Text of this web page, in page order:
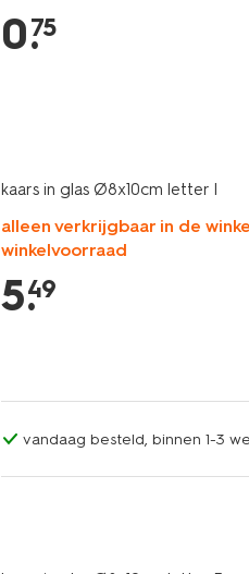
0.
75
kaars in glas Ø8x10cm letter I
alleen verkrijgbaar in de
winkelvoorraad
5.
49
vandaag besteld, binnen 1-3